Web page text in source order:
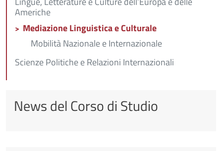
Americhe
Mediazione Linguistica e Culturale
Mobilità Nazionale e Internazionale
Scienze Politiche e Relazioni Internazionali
News del Corso di Studio